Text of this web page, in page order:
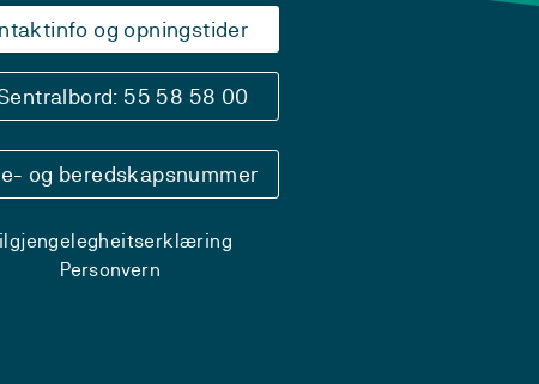
og opningstider
55 58 58 00
og beredskapsnummer
Personvern